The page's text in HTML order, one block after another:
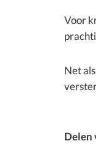
Voor
Net
Delen